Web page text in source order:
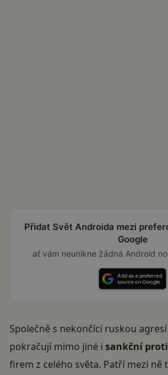
Přidat Svět Androida mezi
Google
ať vám neunikne žádná Android
Společně s nekončící ruskou
pokračují mimo jiné i sankční
firem z celého světa. Patří mezi ně